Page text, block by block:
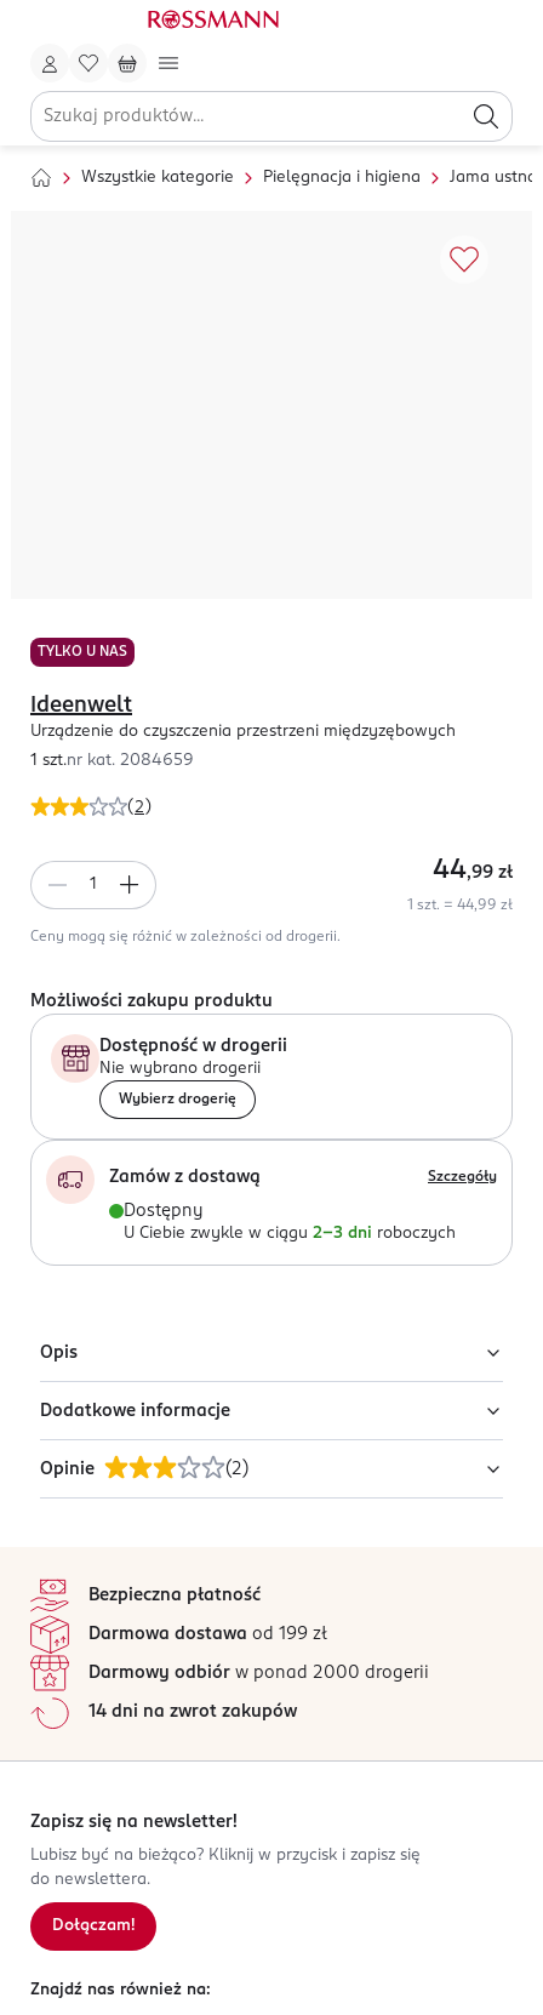
Wszystkie kategorie Pielęgnacja i higiena Jama ustna
TYLKO U NAS
(2 )
Ideenwelt
Urządzenie do czyszczenia przestrzeni międzyzębowych
1 szt.nr kat. 2084659
44,99 zł
1 szt. = 44,99 zł
Ceny mogą się różnić w zależności od drogerii.
Możliwości zakupu produktu
Dostępność w drogerii
Nie wybrano drogerii
Wybierz drogerię
Zamów z dostawą Szczegóły
Dostępny
U Ciebie zwykle w ciągu 2-3 dni roboczych
Opis
Urządzenie do czyszczenia przestrzeni
międzyzębowych
delikatne czyszczenie przestrzeni
międzyzębowych (poprzez wibracje nasadki
z podświetleniem LED
z 2 bateriami alkalicznymi AA
Dodatkowe informacje
PRODUCENT/PODMIOT ODPOWIEDZIALNY
ROSSMANN SDP SP. z o.o.
Kod EAN
4 068134 065056
Opinie (2 )
Wszystkie opinie są zweryfikowane zakupem.
4
0%
2
1
0%
Sortowanie wg
Bezpieczna płatność
Darmowa dostawa od 199 zł
Darmowy odbiór w ponad 2000 drogerii
14 dni na zwrot zakupów
Zapisz się na newsletter!
Lubisz być na bieżąco? Kliknij w przycisk i zapisz się
do newslettera.
Dołączam!
Znajdź nas również na: